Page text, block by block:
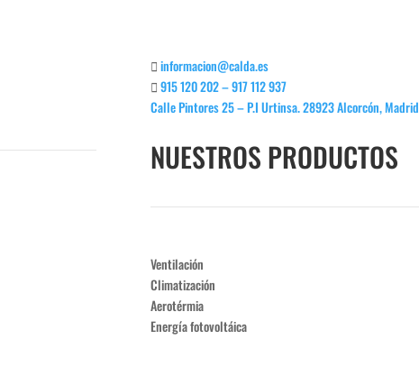
informacion@calda.es
915 120 202 – 917 112 937
Calle Pintores 25 – P.I Urtinsa. 28923 Alcorcón, Madrid
NUESTROS PRODUCTOS
Ventilación
Climatización
Aerotérmia
Energía fotovoltáica